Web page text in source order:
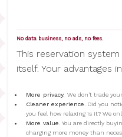
No data business, no ads, no fees.
This reservation
itself. Your advantages
More privacy. We don't trade
Cleaner experience. Did you
you feel how relaxing is it? We
More value. You are directly
charging more money than